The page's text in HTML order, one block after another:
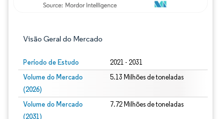
Visão Geral do Mercado
Período de Estudo 2021 - 2031
Volume do Mercado
(2026)
5.13 Milhões de toneladas
Volume do Mercado
(2031)
7.72 Milhões de toneladas